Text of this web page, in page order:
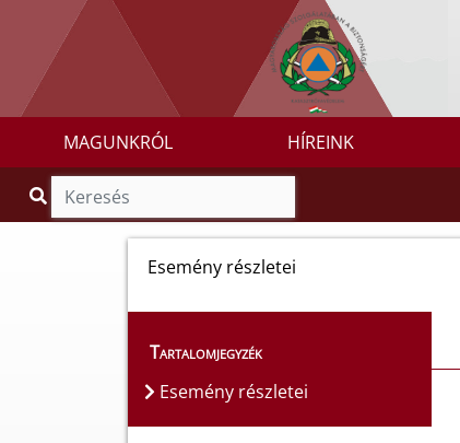
MAGUNKRÓL HÍREINK
Esemény részletei
Tartalomjegyzék
Esemény részletei